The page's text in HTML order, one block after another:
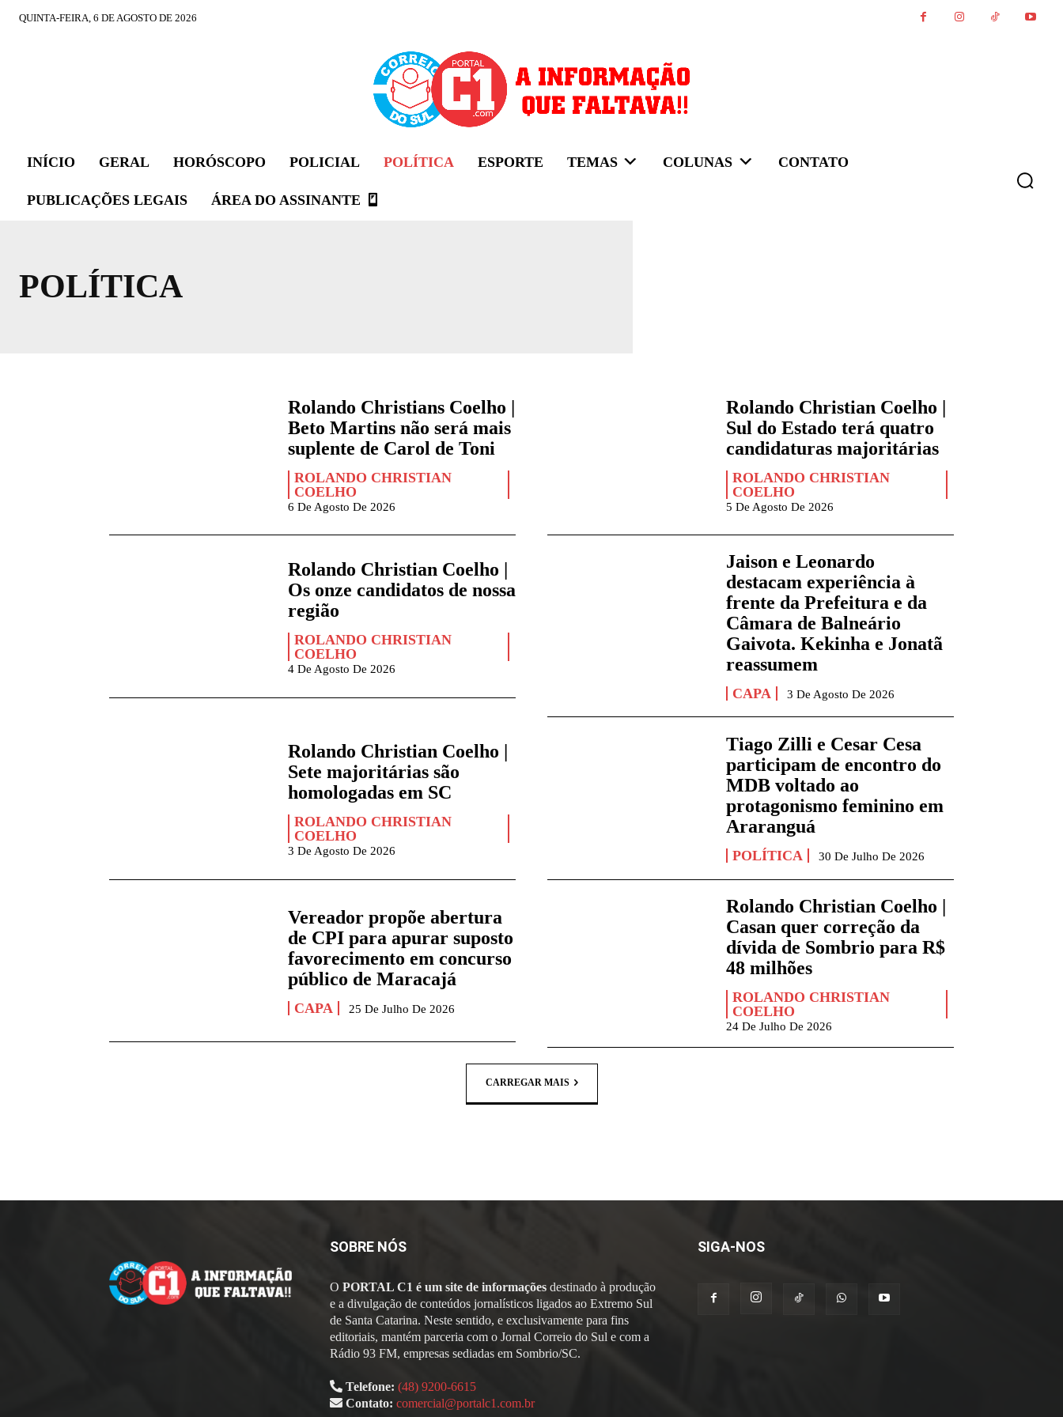
QUINTA-FEIRA, 6 DE AGOSTO DE 2026
INÍCIO GERAL HORÓSCOPO POLICIAL POLÍTICA ESPORTE TEMAS COLUNAS CONTATO
PUBLICAÇÕES LEGAIS ÁREA DO ASSINANTE
POLÍTICA
Rolando Christians Coelho |
Beto Martins não será mais
suplente de Carol de Toni
ROLANDO CHRISTIAN
COELHO
6 De Agosto De 2026
Rolando Christian Coelho |
Sul do Estado terá quatro
candidaturas majoritárias
ROLANDO CHRISTIAN
COELHO
5 De Agosto De 2026
Rolando Christian Coelho |
Os onze candidatos de nossa
região
ROLANDO CHRISTIAN
COELHO
4 De Agosto De 2026
Jaison e Leonardo
destacam experiência à
frente da Prefeitura e da
Câmara de Balneário
Gaivota. Kekinha e Jonatã
reassumem
CAPA 3 De Agosto De 2026
Rolando Christian Coelho |
Sete majoritárias são
homologadas em SC
ROLANDO CHRISTIAN
COELHO
3 De Agosto De 2026
Tiago Zilli e Cesar Cesa
participam de encontro do
MDB voltado ao
protagonismo feminino em
Araranguá
POLÍTICA 30 De Julho De 2026
Vereador propõe abertura
de CPI para apurar suposto
favorecimento em concurso
público de Maracajá
CAPA 25 De Julho De 2026
Rolando Christian Coelho |
Casan quer correção da
dívida de Sombrio para R$
48 milhões
ROLANDO CHRISTIAN
COELHO
24 De Julho De 2026
CARREGAR MAIS
SOBRE NÓS
O PORTAL C1 é um site de informações destinado à produção
e a divulgação de conteúdos jornalísticos ligados ao Extremo Sul
de Santa Catarina. Neste sentido, e exclusivamente para fins
editoriais, mantém parceria com o Jornal Correio do Sul e com a
Rádio 93 FM, empresas sediadas em Sombrio/SC.
Telefone: (48) 9200-6615
Contato: comercial@portalc1.com.br
SIGA-NOS